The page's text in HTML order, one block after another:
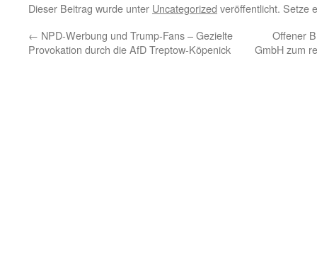
Dieser Beitrag wurde unter Uncategorized veröffentlicht. Setze
← NPD-Werbung und Trump-Fans – Gezielte
Provokation durch die AfD Treptow-Köpenick
Offener
GmbH zum